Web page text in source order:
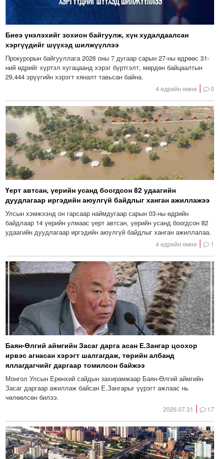
Биеэ үнэлэхийг зохион байгуулж, хүн худалдаалсан
хэргүүдийг шүүхэд шилжүүллээ
Прокурорын байгууллага 2026 оны 7 дугаар сарын 27-ны өдрөөс 31-
ний өдрийг хүртэл хугацаанд хэрэг бүртгэлт, мөрдөн байцаалтын
29,444 эрүүгийн хэрэгт хяналт тавьсан байна.
4 өдрийн өмнө 0
Үерт автсан, үерийн усанд боогдсон 82 удаагийн
дуудлагаар иргэдийн аюулгүй байдлыг ханган ажиллажээ
Улсын хэмжээнд он гарсаар наймдугаар сарын 03-ны өдрийн
байдлаар 14 үерийн улмаас үерт автсан, үерийн усанд боогдсон 82
удаагийн дуудлагаар иргэдийн аюулгүй байдлыг ханган ажиллалаа.
4 өдрийн өмнө 1
Баян-Өлгий аймгийн Засаг дарга асан Е.Зангар цоохор
ирвэс агнасан хэрэгт шалгагдаж, төрийн албанд
яллагдагчийг даргаар томилсон байжээ
Монгол Улсын Ерөнхий сайдын захирамжаар Баян-Өлгий аймгийн
Засаг даргаар ажиллаж байсан Е.Зангарыг үүрэгт ажлаас нь
чөлөөлсөн билээ.
2026.07.31 17